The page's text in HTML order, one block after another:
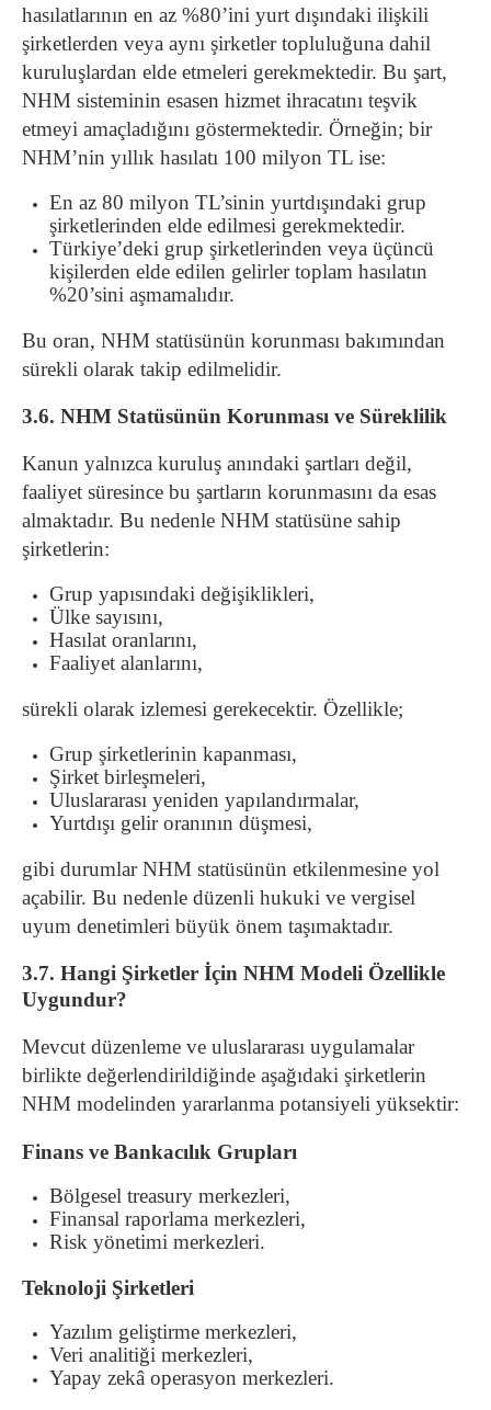
hasılatlarının en az %80’ini yurt dışındaki ilişkili
şirketlerden veya aynı şirketler topluluğuna dahil
kuruluşlardan elde etmeleri gerekmektedir. Bu şart,
NHM sisteminin esasen hizmet ihracatını teşvik
etmeyi amaçladığını göstermektedir. Örneğin; bir
NHM’nin yıllık hasılatı 100 milyon TL ise:
En az 80 milyon TL’sinin yurtdışındaki grup
şirketlerinden elde edilmesi gerekmektedir.
Türkiye’deki grup şirketlerinden veya üçüncü
kişilerden elde edilen gelirler toplam hasılatın
%20’sini aşmamalıdır.
Bu oran, NHM statüsünün korunması bakımından
sürekli olarak takip edilmelidir.
3.6. NHM Statüsünün Korunması ve Süreklilik
Kanun yalnızca kuruluş anındaki şartları değil,
faaliyet süresince bu şartların korunmasını da esas
almaktadır. Bu nedenle NHM statüsüne sahip
şirketlerin:
Grup yapısındaki değişiklikleri,
Ülke sayısını,
Hasılat oranlarını,
Faaliyet alanlarını,
sürekli olarak izlemesi gerekecektir. Özellikle;
Grup şirketlerinin kapanması,
Şirket birleşmeleri,
Uluslararası yeniden yapılandırmalar,
Yurtdışı gelir oranının düşmesi,
gibi durumlar NHM statüsünün etkilenmesine yol
açabilir. Bu nedenle düzenli hukuki ve vergisel
uyum denetimleri büyük önem taşımaktadır.
3.7. Hangi Şirketler İçin NHM Modeli Özellikle
Uygundur?
Mevcut düzenleme ve uluslararası uygulamalar
birlikte değerlendirildiğinde aşağıdaki şirketlerin
NHM modelinden yararlanma potansiyeli yüksektir:
Finans ve Bankacılık Grupları
Bölgesel treasury merkezleri,
Finansal raporlama merkezleri,
Risk yönetimi merkezleri.
Teknoloji Şirketleri
Yazılım geliştirme merkezleri,
Veri analitiği merkezleri,
Yapay zekâ operasyon merkezleri.